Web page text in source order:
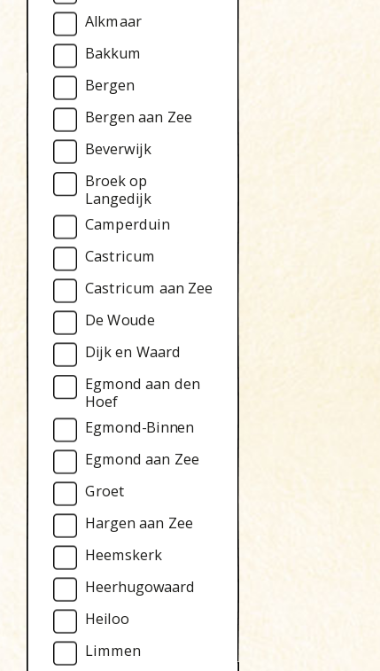
Alkmaar
Bakkum
Bergen
Bergen aan Zee
Beverwijk
Broek op
Langedijk
Camperduin
Castricum
Castricum aan Zee
De Woude
Dijk en Waard
Egmond aan den
Hoef
Egmond-Binnen
Egmond aan Zee
Groet
Hargen aan Zee
Heemskerk
Heerhugowaard
Heiloo
Limmen